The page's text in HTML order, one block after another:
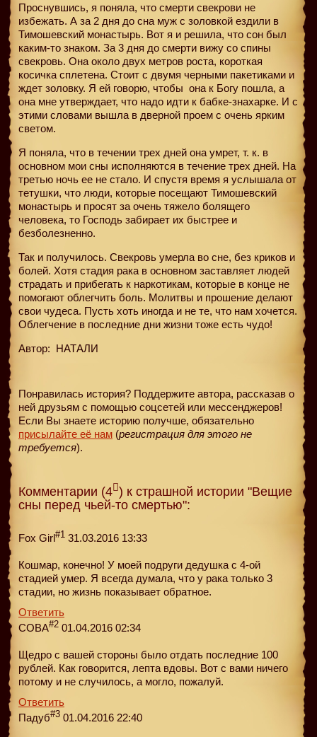
Проснувшись, я поняла, что смерти свекрови не
избежать. А за 2 дня до сна муж с золовкой ездили в
Тимошевский монастырь. Вот я и решила, что сон был
каким-то знаком. За 3 дня до смерти вижу со спины
свекровь. Она около двух метров роста, короткая
косичка сплетена. Стоит с двумя черными пакетиками и
ждет золовку. Я ей говорю, чтобы она к Богу пошла, а
она мне утверждает, что надо идти к бабке-знахарке. И с
этими словами вышла в дверной проем с очень ярким
светом.
Я поняла, что в течении трех дней она умрет, т. к. в
основном мои сны исполняются в течение трех дней. На
третью ночь ее не стало. И спустя время я услышала от
тетушки, что люди, которые посещают Тимошевский
монастырь и просят за очень тяжело болящего
человека, то Господь забирает их быстрее и
безболезненно.
Так и получилось. Свекровь умерла во сне, без криков и
болей. Хотя стадия рака в основном заставляет людей
страдать и прибегать к наркотикам, которые в конце не
помогают облегчить боль. Молитвы и прошение делают
свои чудеса. Пусть хоть иногда и не те, что нам хочется.
Облегчение в последние дни жизни тоже есть чудо!
Автор: НАТАЛИ
Понравилась история? Поддержите автора, рассказав о
ней друзьям с помощью соцсетей или мессенджеров!
Если Вы знаете историю получше, обязательно
присылайте её нам (регистрация для этого не
требуется).
Комментарии (4 ) к страшной истории "Вещие
сны перед чьей-то смертью":
Fox Girl#1 31.03.2016 13:33
Кошмар, конечно! У моей подруги дедушка с 4-ой
стадией умер. Я всегда думала, что у рака только 3
стадии, но жизнь показывает обратное.
Ответить
COBA#2 01.04.2016 02:34
Щедро с вашей стороны было отдать последние 100
рублей. Как говорится, лепта вдовы. Вот с вами ничего
потому и не случилось, а могло, пожалуй.
Ответить
Падуб#3 01.04.2016 22:40